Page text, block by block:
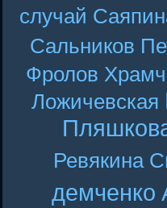
случай
Сальников
Фролов
Ложичевская
Ревякина
демченко